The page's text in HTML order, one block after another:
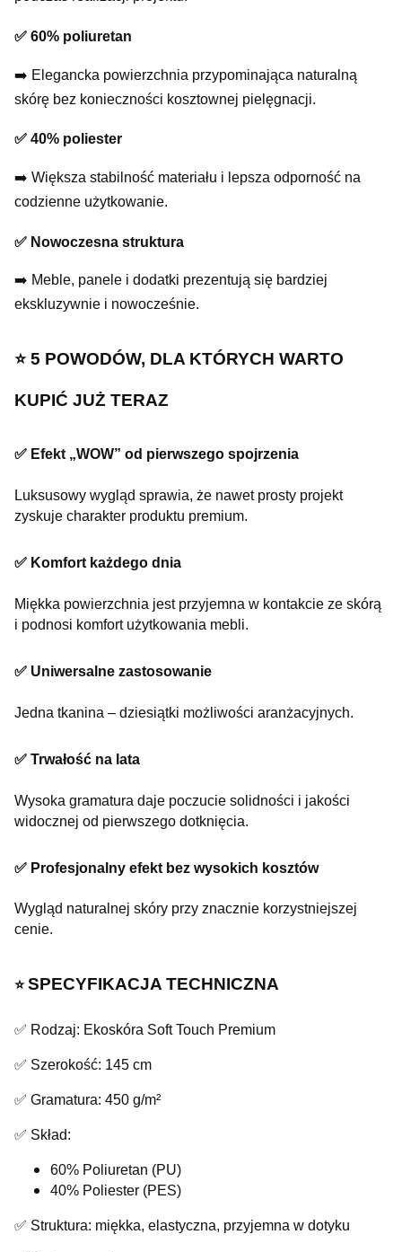
✅ 60% poliuretan
➡️ Elegancka powierzchnia przypominająca naturalną
skórę bez konieczności kosztownej pielęgnacji.
✅ 40% poliester
➡️ Większa stabilność materiału i lepsza odporność na
codzienne użytkowanie.
✅ Nowoczesna struktura
➡️ Meble, panele i dodatki prezentują się bardziej
ekskluzywnie i nowocześnie.
⭐️ 5 POWODÓW, DLA KTÓRYCH WARTO
KUPIĆ JUŻ TERAZ
✅ Efekt „WOW” od pierwszego spojrzenia
Luksusowy wygląd sprawia, że nawet prosty projekt
zyskuje charakter produktu premium.
✅ Komfort każdego dnia
Miękka powierzchnia jest przyjemna w kontakcie ze skórą
i podnosi komfort użytkowania mebli.
✅ Uniwersalne zastosowanie
Jedna tkanina – dziesiątki możliwości aranżacyjnych.
✅ Trwałość na lata
Wysoka gramatura daje poczucie solidności i jakości
widocznej od pierwszego dotknięcia.
✅ Profesjonalny efekt bez wysokich kosztów
Wygląd naturalnej skóry przy znacznie korzystniejszej
cenie.
⭐️SPECYFIKACJA TECHNICZNA
✅ Rodzaj: Ekoskóra Soft Touch Premium
✅ Szerokość: 145 cm
✅ Gramatura: 450 g/m²
✅ Skład:
60% Poliuretan (PU)
40% Poliester (PES)
✅ Struktura: miękka, elastyczna, przyjemna w dotyku